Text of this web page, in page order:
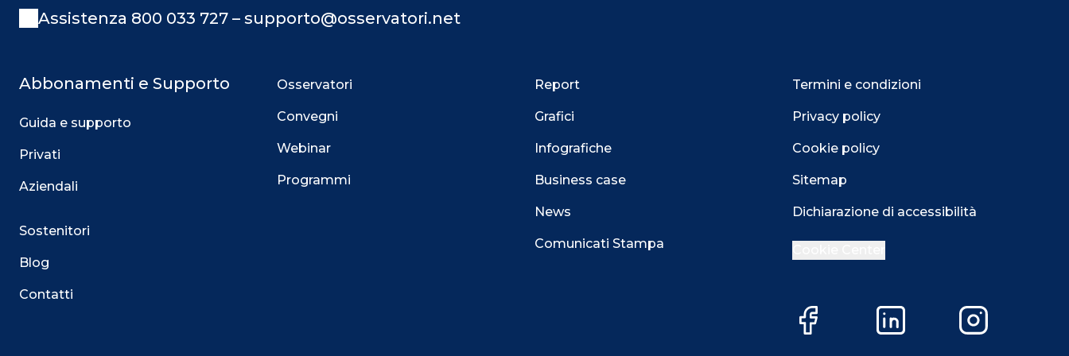
Assistenza 800 033 727 – supporto@osservatori.net
Abbonamenti e Supporto
Guida e supporto
Privati
Aziendali
Sostenitori
Blog
Contatti
Osservatori
Convegni
Webinar
Programmi
Report
Grafici
Infografiche
Business case
News
Comunicati Stampa
Termini e condizioni
Privacy policy
Cookie policy
Sitemap
Dichiarazione di accessibilità
Facebook LinkedIn Instagram